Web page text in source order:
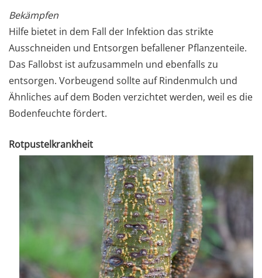
Bekämpfen
Hilfe bietet in dem Fall der Infektion das strikte
Ausschneiden und Entsorgen befallener Pflanzenteile.
Das Fallobst ist aufzusammeln und ebenfalls zu
entsorgen. Vorbeugend sollte auf Rindenmulch und
Ähnliches auf dem Boden verzichtet werden, weil es die
Bodenfeuchte fördert.
Rotpustelkrankheit